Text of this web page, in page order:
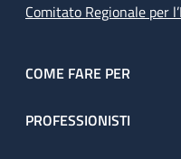
Comitato Regionale per
COME FARE PER
PROFESSIONISTI